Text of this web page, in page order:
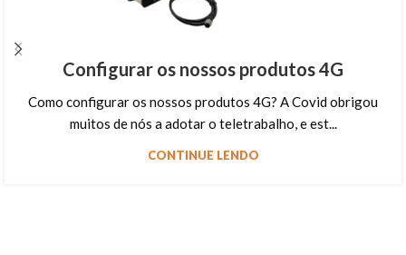
Configurar os nossos produtos 4G
Como configurar os nossos produtos 4G? A Covid obrigou
muitos de nós a adotar o teletrabalho, e est...
CONTINUE LENDO